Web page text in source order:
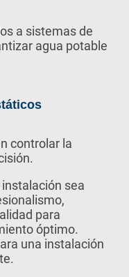
a sistemas de
agua potable
controlar la
sea
para
óptimo.
una instalación